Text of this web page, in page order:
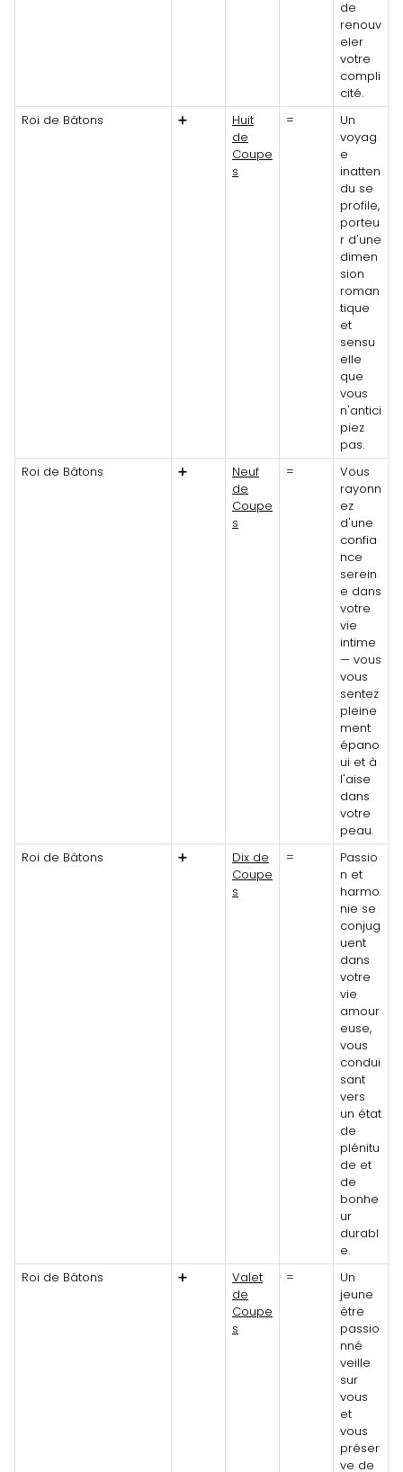
de
renouv
eler
votre
compli
cité.
Roi de Bâtons
➕
Huit
de
Coupe
s
=
Un
voyag
e
inatten
du se
profile,
porteu
r d'une
dimen
sion
roman
tique
et
sensu
elle
que
vous
n'antici
piez
pas.
Roi de Bâtons
➕
Neuf
de
Coupe
s
=
Vous
rayonn
ez
d'une
confia
nce
serein
e dans
votre
vie
intime
— vous
vous
sentez
pleine
ment
épano
ui et à
l'aise
dans
votre
peau.
Roi de Bâtons
➕
Dix de
Coupe
s
=
Passio
n et
harmo
nie se
conjug
uent
dans
votre
vie
amour
euse,
vous
condui
sant
vers
un état
de
plénitu
de et
de
bonhe
ur
durabl
e.
Roi de Bâtons
➕
Valet
de
Coupe
s
=
Un
jeune
être
passio
nné
veille
sur
vous
et
vous
préser
ve de